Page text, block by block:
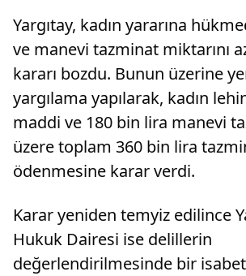
Yargıtay, kadın yararına
ve manevi tazminat miktarını
kararı bozdu. Bunun üzerine
yargılama yapılarak, kadın
maddi ve 180 bin lira manevi
üzere toplam 360 bin lira
ödenmesine karar verdi.
Karar yeniden temyiz edilince
Hukuk Dairesi ise delillerin
değerlendirilmesinde bir